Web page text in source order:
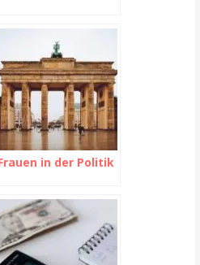
in der Politik